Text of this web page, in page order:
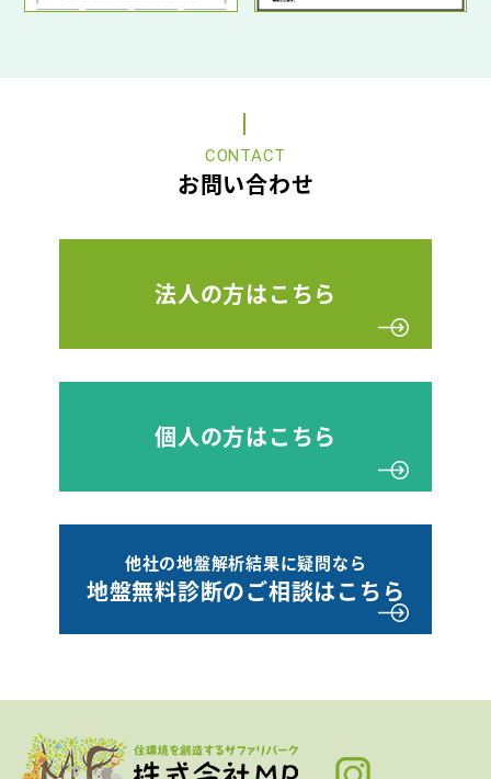
CONTACT
お問い合わせ
法人の方はこちら
個人の方はこちら
他社の地盤解析結果に疑問なら
地盤無料診断のご相談はこちら